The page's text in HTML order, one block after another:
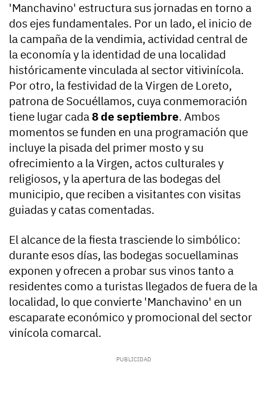
'Manchavino' estructura sus jornadas en torno a
dos ejes fundamentales. Por un lado, el inicio de
la campaña de la vendimia, actividad central de
la economía y la identidad de una localidad
históricamente vinculada al sector vitivinícola.
Por otro, la festividad de la Virgen de Loreto,
patrona de Socuéllamos, cuya conmemoración
tiene lugar cada8 de septiembre. Ambos
momentos se funden en una programación que
incluye la pisada del primer mosto y su
ofrecimiento a la Virgen, actos culturales y
religiosos, y la apertura de las bodegas del
municipio, que reciben a visitantes con visitas
guiadas y catas comentadas.
El alcance de la fiesta trasciende lo simbólico:
durante esos días, las bodegas socuellaminas
exponen y ofrecen a probar sus vinos tanto a
residentes como a turistas llegados de fuera de la
localidad, lo que convierte 'Manchavino' en un
escaparate económico y promocional del sector
vinícola comarcal.